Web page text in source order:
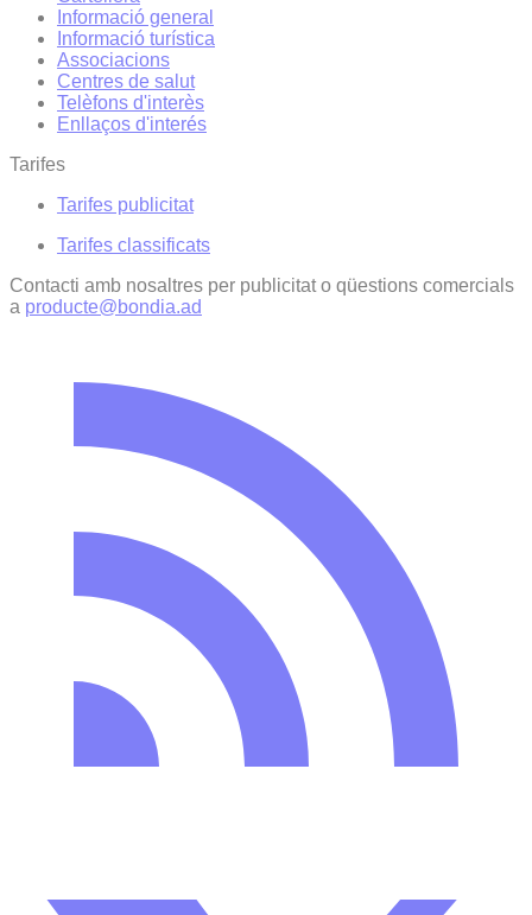
Informació general
Informació turística
Associacions
Centres de salut
Telèfons d'interès
Enllaços d'interés
Tarifes
Tarifes publicitat
Tarifes classificats
Contacti amb nosaltres per publicitat o qüestions comercials
a producte@bondia.ad